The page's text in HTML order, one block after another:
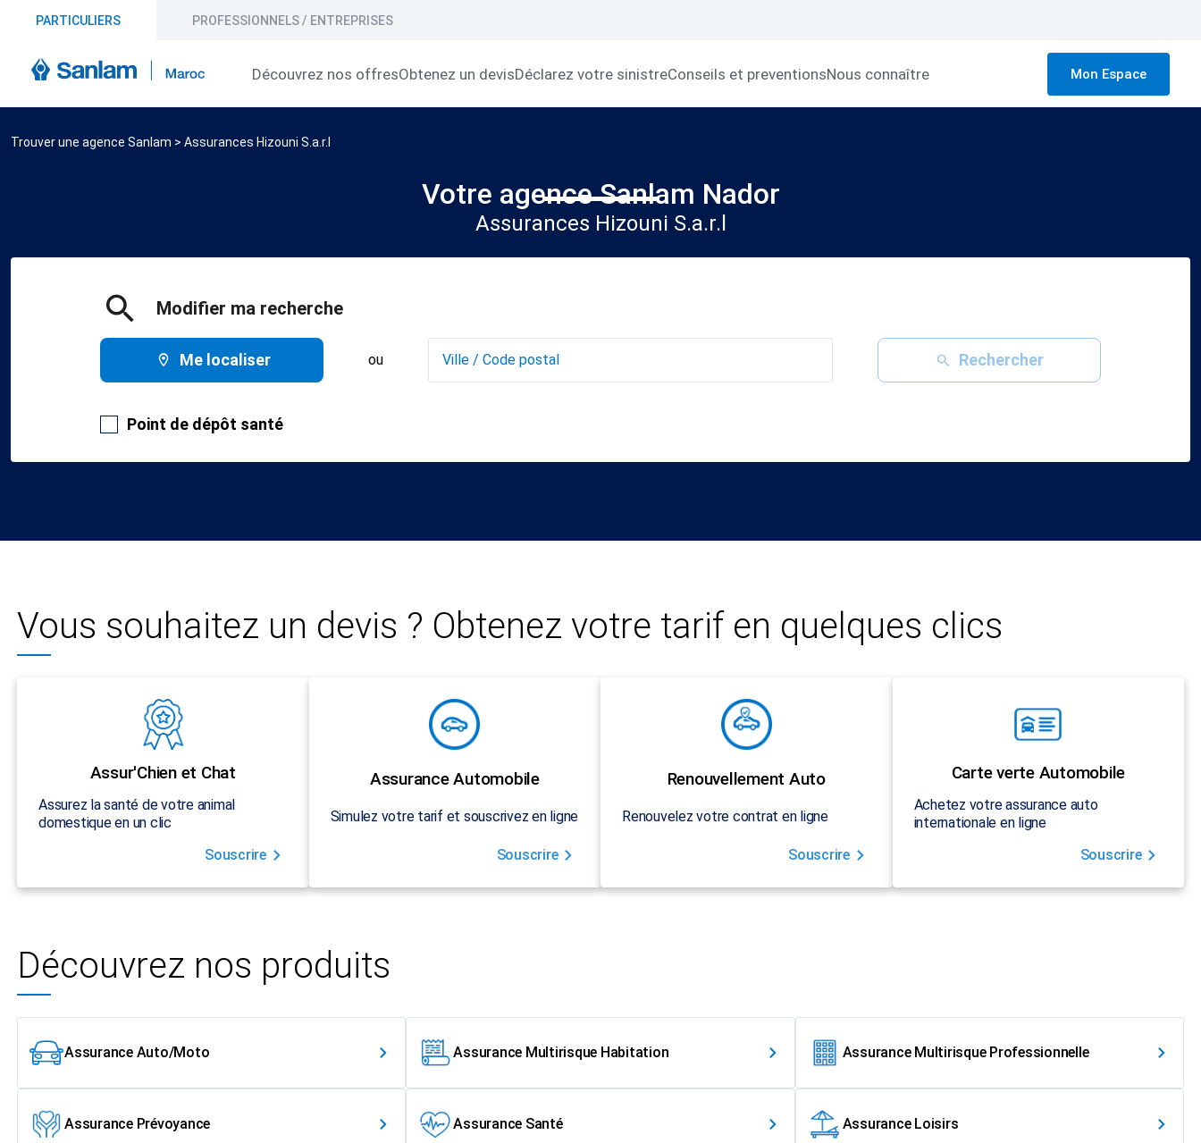
PARTICULIERS PROFESSIONNELS / ENTREPRISES
Découvrez nos offresObtenez un devisDéclarez votre sinistreConseils et preventionsNous connaître Mon Espace
Trouver une agence Sanlam > Assurances Hizouni S.a.r.l
Votre agence Sanlam Nador
Assurances Hizouni S.a.r.l
Modifier ma recherche
Me localiser ou Rechercher
Point de dépôt santé
Vous souhaitez un devis ? Obtenez votre tarif en quelques clics
Assur'Chien et Chat
Assurez la santé de votre animal
domestique en un clic
Souscrire
Assurance Automobile
Simulez votre tarif et souscrivez en ligne
Souscrire
Renouvellement Auto
Renouvelez votre contrat en ligne
Souscrire
Carte verte Automobile
Achetez votre assurance auto
internationale en ligne
Souscrire
Découvrez nos produits
Assurance Auto/Moto Assurance Multirisque Habitation Assurance Multirisque Professionnelle
Assurance Prévoyance Assurance Santé Assurance Loisirs